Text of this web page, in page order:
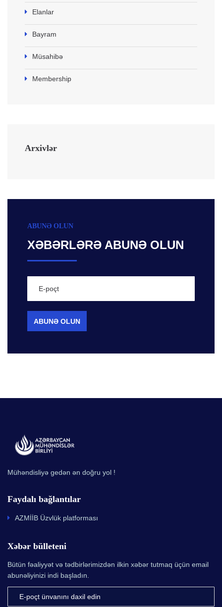
Elanlar
Bayram
Müsahibə
Membership
Arxivlər
ABUNƏ OLUN
XƏBƏRLƏRƏ ABUNƏ OLUN
Mühəndisliyə gedən ən doğru yol !
Faydalı bağlantılar
AZMİİB Üzvlük platforması
Xəbər bülleteni
Bütün fəaliyyət və tədbirlərimizdən ilkin xəbər tutmaq üçün email
abunəliyinizi indi başladın.